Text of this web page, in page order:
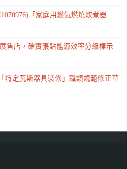
「家庭用燃氣燃燒炊煮器
售店，確實張貼能源效率分級標示
特定瓦斯器具裝修」職類規範修正草